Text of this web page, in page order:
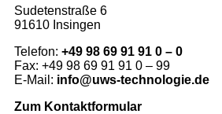
Sudetenstraße 6
91610 Insingen
Telefon: +49 98 69 91 91 0 – 0
Fax: +49 98 69 91 91 0 – 99
E-Mail: info@uws-technologie.de
Zum Kontaktformular